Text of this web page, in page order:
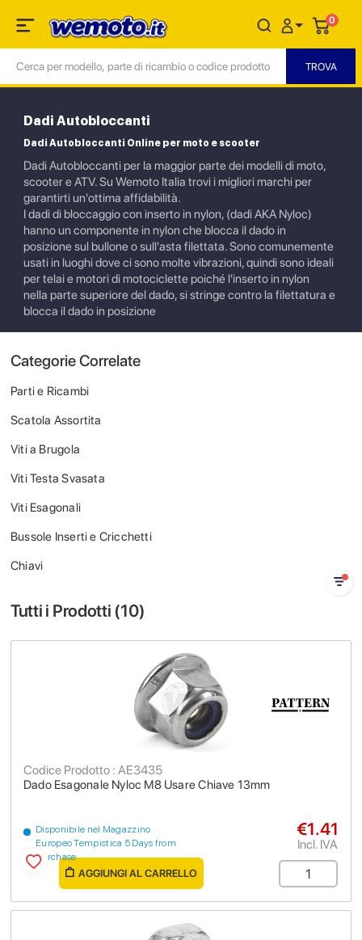
0
Dadi Autobloccanti
Dadi Autobloccanti Online per moto e scooter
Dadi Autobloccanti per la maggior parte dei modelli di moto,
scooter e ATV. Su Wemoto Italia trovi i migliori marchi per
garantirti un'ottima affidabilità.
I dadi di bloccaggio con inserto in nylon, (dadi AKA Nyloc)
hanno un componente in nylon che blocca il dado in
posizione sul bullone o sull'asta filettata. Sono comunemente
usati in luoghi dove ci sono molte vibrazioni, quindi sono ideali
per telai e motori di motociclette poiché l'inserto in nylon
nella parte superiore del dado, si stringe contro la filettatura e
blocca il dado in posizione
Categorie Correlate
Parti e Ricambi
Scatola Assortita
Viti a Brugola
Viti Testa Svasata
Viti Esagonali
Bussole Inserti e Cricchetti
Chiavi
Tutti i Prodotti (10)
Dado Esagonale Nyloc M8 Usare Chiave 13mm
Codice Prodotto : AE3435
Disponibile nel Magazzino
Europeo Tempistica 5 Days from
purchase
€1.41
Incl. IVA
AGGIUNGI AL CARRELLO